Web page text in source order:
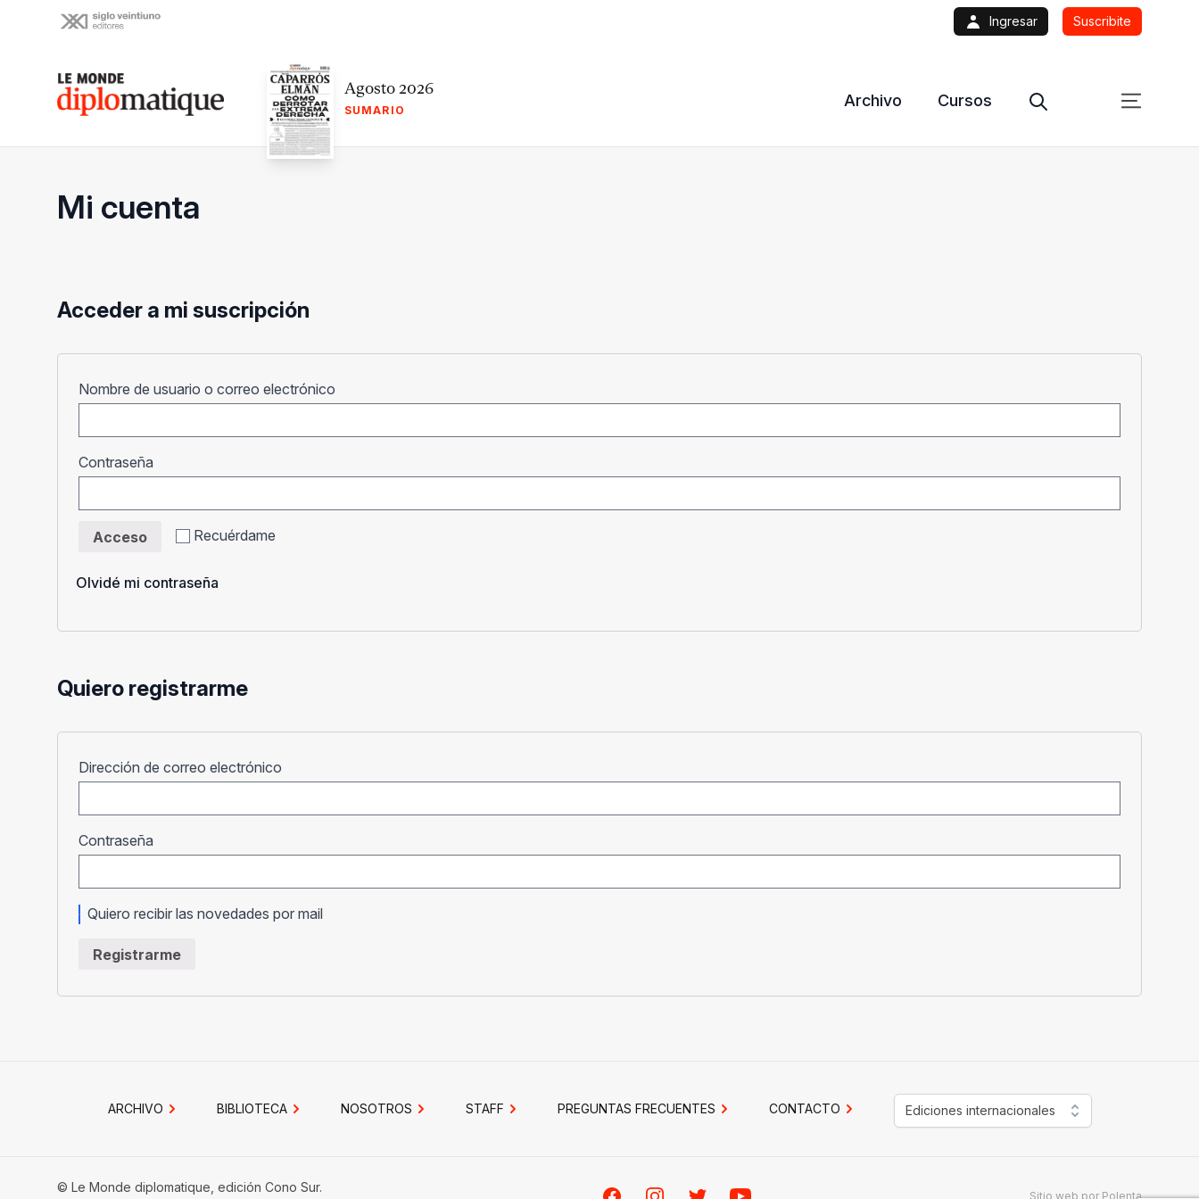
Ingresar Suscribite
Le monde diplomatique Agosto 2026
SUMARIO
Archivo Cursos
Mi cuenta
Acceder a mi suscripción
Nombre de usuario o correo electrónico
Contraseña
Recuérdame
Acceso
Olvidé mi contraseña
Quiero registrarme
Dirección de correo electrónico
Contraseña
Quiero recibir las novedades por mail
Registrarme
ARCHIVO BIBLIOTECA NOSOTROS STAFF PREGUNTAS FRECUENTES CONTACTO Ediciones internacionales
© Le Monde diplomatique, edición Cono Sur.
Sitio web por Polenta